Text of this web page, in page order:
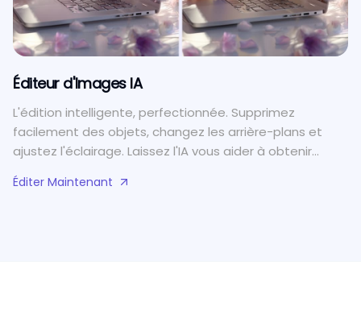
Éditeur d'Images IA
L'édition intelligente, perfectionnée. Supprimez
facilement des objets, changez les arrière-plans et
ajustez l'éclairage. Laissez l'IA vous aider à obtenir
Éditer Maintenant